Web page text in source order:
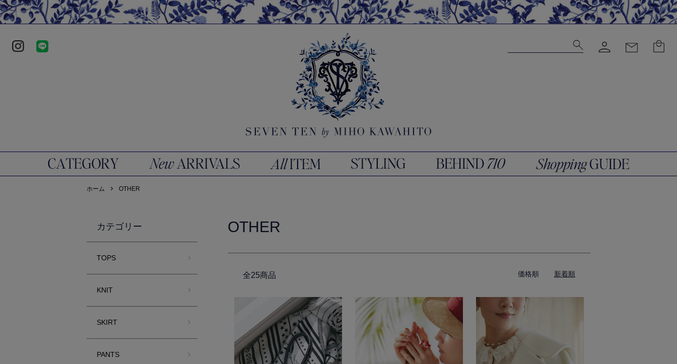
ホーム OTHER
OTHER
全25商品 価格順 新着順
カテゴリー
TOPS
KNIT
SKIRT
PANTS